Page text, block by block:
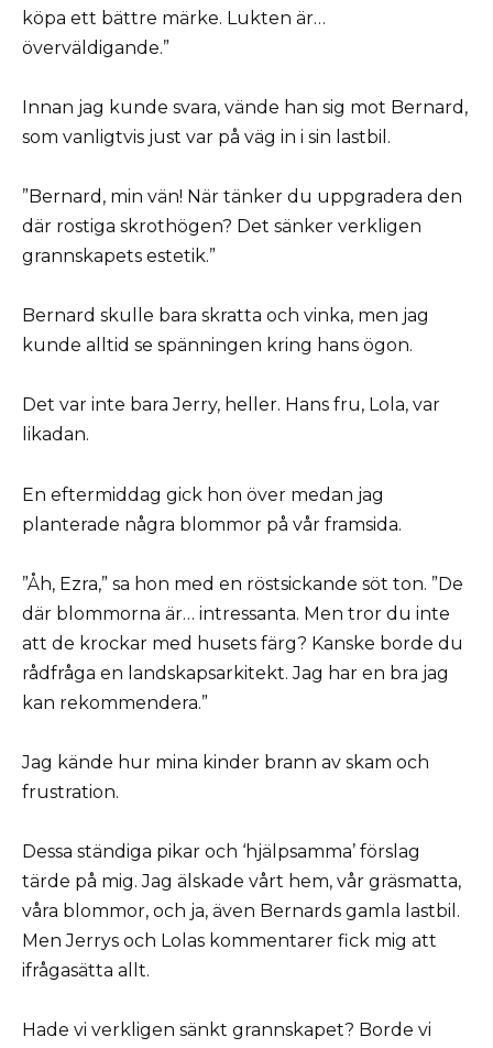
köpa ett bättre märke. Lukten är…
överväldigande.”
Innan jag kunde svara, vände han sig mot Bernard,
som vanligtvis just var på väg in i sin lastbil.
”Bernard, min vän! När tänker du uppgradera den
där rostiga skrothögen? Det sänker verkligen
grannskapets estetik.”
Bernard skulle bara skratta och vinka, men jag
kunde alltid se spänningen kring hans ögon.
Det var inte bara Jerry, heller. Hans fru, Lola, var
likadan.
En eftermiddag gick hon över medan jag
planterade några blommor på vår framsida.
”Åh, Ezra,” sa hon med en röstsickande söt ton. ”De
där blommorna är… intressanta. Men tror du inte
att de krockar med husets färg? Kanske borde du
rådfråga en landskapsarkitekt. Jag har en bra jag
kan rekommendera.”
Jag kände hur mina kinder brann av skam och
frustration.
Dessa ständiga pikar och ‘hjälpsamma’ förslag
tärde på mig. Jag älskade vårt hem, vår gräsmatta,
våra blommor, och ja, även Bernards gamla lastbil.
Men Jerrys och Lolas kommentarer fick mig att
ifrågasätta allt.
Hade vi verkligen sänkt grannskapet? Borde vi